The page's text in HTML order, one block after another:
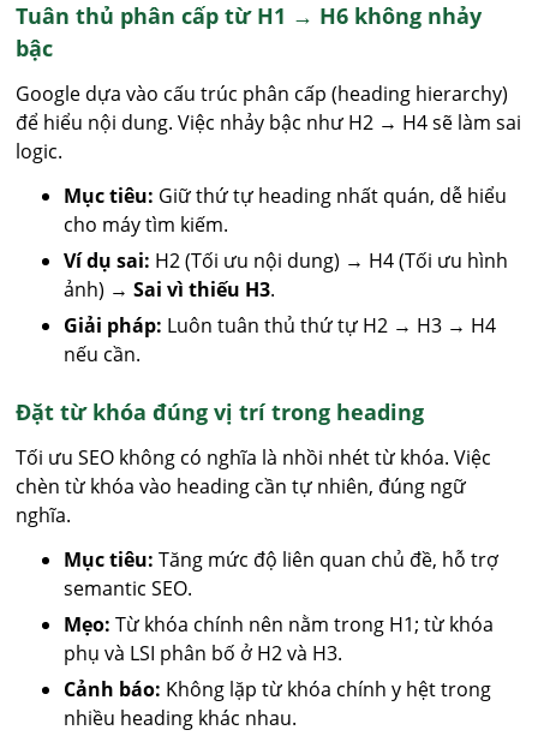
Tuân thủ phân cấp từ H1 → H6 không nhảy
bậc
Google dựa vào cấu trúc phân cấp (heading hierarchy)
để hiểu nội dung. Việc nhảy bậc như H2 → H4 sẽ làm sai
logic.
Mục tiêu: Giữ thứ tự heading nhất quán, dễ hiểu
cho máy tìm kiếm.
Ví dụ sai: H2 (Tối ưu nội dung) → H4 (Tối ưu hình
ảnh) →Sai vì thiếu H3.
Giải pháp: Luôn tuân thủ thứ tự H2 → H3 → H4
nếu cần.
Đặt từ khóa đúng vị trí trong heading
Tối ưu SEO không có nghĩa là nhồi nhét từ khóa. Việc
chèn từ khóa vào heading cần tự nhiên, đúng ngữ
nghĩa.
Mục tiêu: Tăng mức độ liên quan chủ đề, hỗ trợ
semantic SEO.
Mẹo: Từ khóa chính nên nằm trong H1; từ khóa
phụ và LSI phân bố ở H2 và H3.
Cảnh báo: Không lặp từ khóa chính y hệt trong
nhiều heading khác nhau.